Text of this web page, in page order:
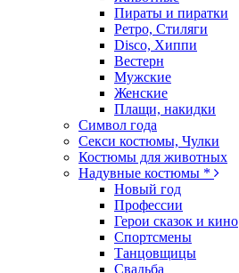
Пираты и пиратки
Ретро, Стиляги
Disco, Хиппи
Вестерн
Мужские
Женские
Плащи, накидки
Символ года
Секси костюмы, Чулки
Костюмы для животных
Надувные костюмы *
Новый год
Профессии
Герои сказок и кино
Спортсмены
Танцовщицы
Свадьба